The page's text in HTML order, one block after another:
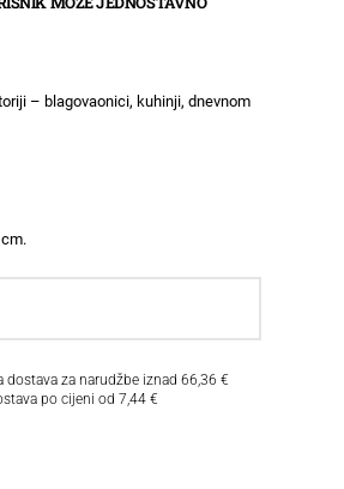
– blagovaonici, kuhinji, dnevnom
dostava za narudžbe iznad 66,36 €
po cijeni od 7,44 €